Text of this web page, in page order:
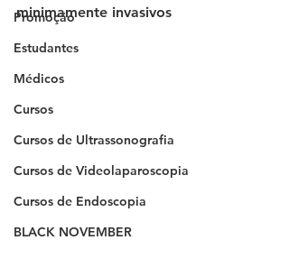
Promoção
Estudantes
Médicos
Cursos
Cursos de Ultrassonografia
Cursos de Videolaparoscopia
Cursos de Endoscopia
BLACK NOVEMBER
minimamente invasivos